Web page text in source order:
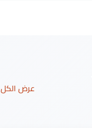
عرض الكل